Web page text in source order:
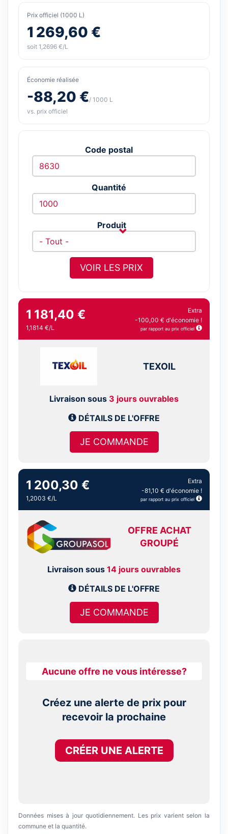
Prix officiel (1000 L)
1 269,60 €
soit 1,2696 €/L
Économie réalisée
-88,20 €/ 1000 L
vs. prix officiel
Code postal
Quantité
Produit
VOIR LES PRIX
1 181,40 €
1,1814 €/L
Extra
-100,00 € d'économie !
par rapport au prix officiel
TEXOIL
Livraison sous 3 jours ouvrables
DÉTAILS DE L'OFFRE
JE COMMANDE
1 200,30 €
1,2003 €/L
Extra
-81,10 € d'économie !
par rapport au prix officiel
OFFRE ACHAT
GROUPÉ
Livraison sous 14 jours ouvrables
DÉTAILS DE L'OFFRE
JE COMMANDE
Aucune offre ne vous intéresse?
Créez une alerte de prix pour
recevoir la prochaine
CRÉER UNE ALERTE
Données mises à jour quotidiennement. Les prix varient selon la
commune et la quantité.